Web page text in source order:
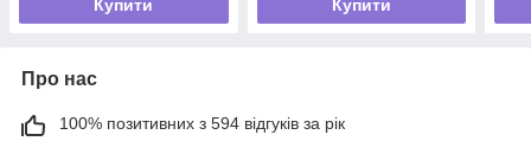
Купити Купити
Про нас
100% позитивних з 594 відгуків за рік